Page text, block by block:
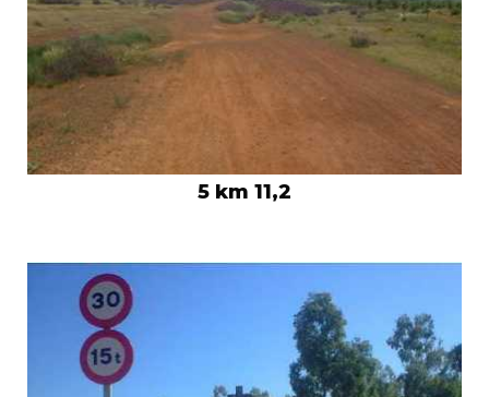
5 km 11,2